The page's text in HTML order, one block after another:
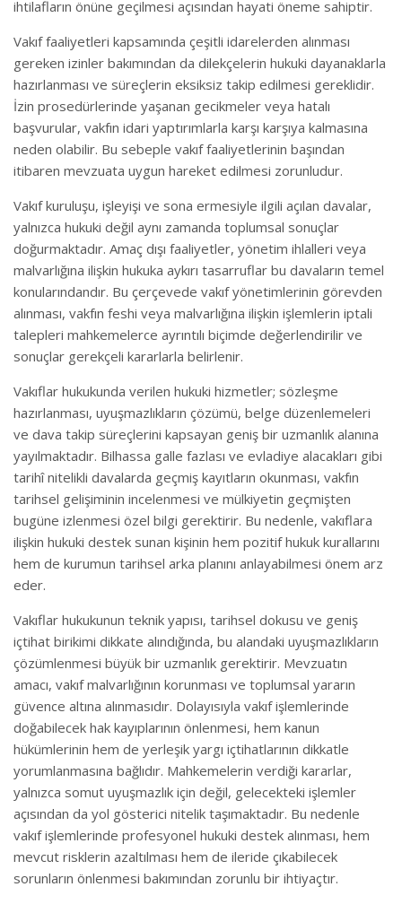
ihtilafların önüne geçilmesi açısından hayati öneme sahiptir.
Vakıf faaliyetleri kapsamında çeşitli idarelerden alınması
gereken izinler bakımından da dilekçelerin hukuki dayanaklarla
hazırlanması ve süreçlerin eksiksiz takip edilmesi gereklidir.
İzin prosedürlerinde yaşanan gecikmeler veya hatalı
başvurular, vakfın idari yaptırımlarla karşı karşıya kalmasına
neden olabilir. Bu sebeple vakıf faaliyetlerinin başından
itibaren mevzuata uygun hareket edilmesi zorunludur.
Vakıf kuruluşu, işleyişi ve sona ermesiyle ilgili açılan davalar,
yalnızca hukuki değil aynı zamanda toplumsal sonuçlar
doğurmaktadır. Amaç dışı faaliyetler, yönetim ihlalleri veya
malvarlığına ilişkin hukuka aykırı tasarruflar bu davaların temel
konularındandır. Bu çerçevede vakıf yönetimlerinin görevden
alınması, vakfın feshi veya malvarlığına ilişkin işlemlerin iptali
talepleri mahkemelerce ayrıntılı biçimde değerlendirilir ve
sonuçlar gerekçeli kararlarla belirlenir.
Vakıflar hukukunda verilen hukuki hizmetler; sözleşme
hazırlanması, uyuşmazlıkların çözümü, belge düzenlemeleri
ve dava takip süreçlerini kapsayan geniş bir uzmanlık alanına
yayılmaktadır. Bilhassa galle fazlası ve evladiye alacakları gibi
tarihî nitelikli davalarda geçmiş kayıtların okunması, vakfın
tarihsel gelişiminin incelenmesi ve mülkiyetin geçmişten
bugüne izlenmesi özel bilgi gerektirir. Bu nedenle, vakıflara
ilişkin hukuki destek sunan kişinin hem pozitif hukuk kurallarını
hem de kurumun tarihsel arka planını anlayabilmesi önem arz
eder.
Vakıflar hukukunun teknik yapısı, tarihsel dokusu ve geniş
içtihat birikimi dikkate alındığında, bu alandaki uyuşmazlıkların
çözümlenmesi büyük bir uzmanlık gerektirir. Mevzuatın
amacı, vakıf malvarlığının korunması ve toplumsal yararın
güvence altına alınmasıdır. Dolayısıyla vakıf işlemlerinde
doğabilecek hak kayıplarının önlenmesi, hem kanun
hükümlerinin hem de yerleşik yargı içtihatlarının dikkatle
yorumlanmasına bağlıdır. Mahkemelerin verdiği kararlar,
yalnızca somut uyuşmazlık için değil, gelecekteki işlemler
açısından da yol gösterici nitelik taşımaktadır. Bu nedenle
vakıf işlemlerinde profesyonel hukuki destek alınması, hem
mevcut risklerin azaltılması hem de ileride çıkabilecek
sorunların önlenmesi bakımından zorunlu bir ihtiyaçtır.